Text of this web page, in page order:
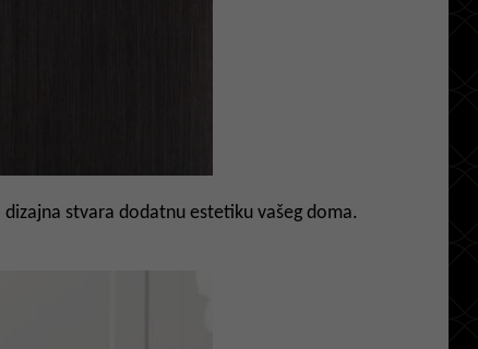
stvara dodatnu estetiku vašeg doma.